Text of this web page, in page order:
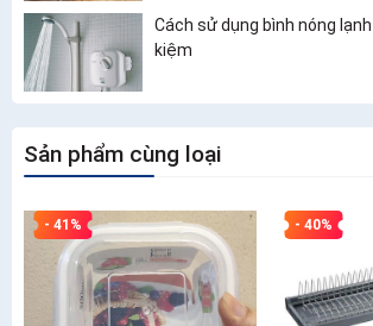
Cách sử dụng bình nóng
kiệm
Sản phẩm cùng loại
- 41% - 40%